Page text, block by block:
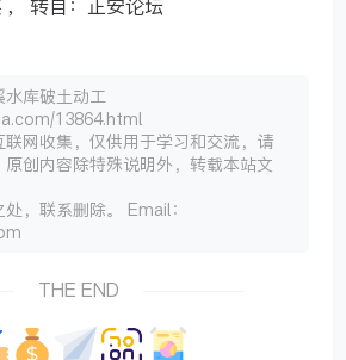
转自：正安论坛
水库破土动工
13864.html
网收集，仅供用于学习和交流，请
创内容除特殊说明外，转载本站文
，联系删除。 Email：
THE END